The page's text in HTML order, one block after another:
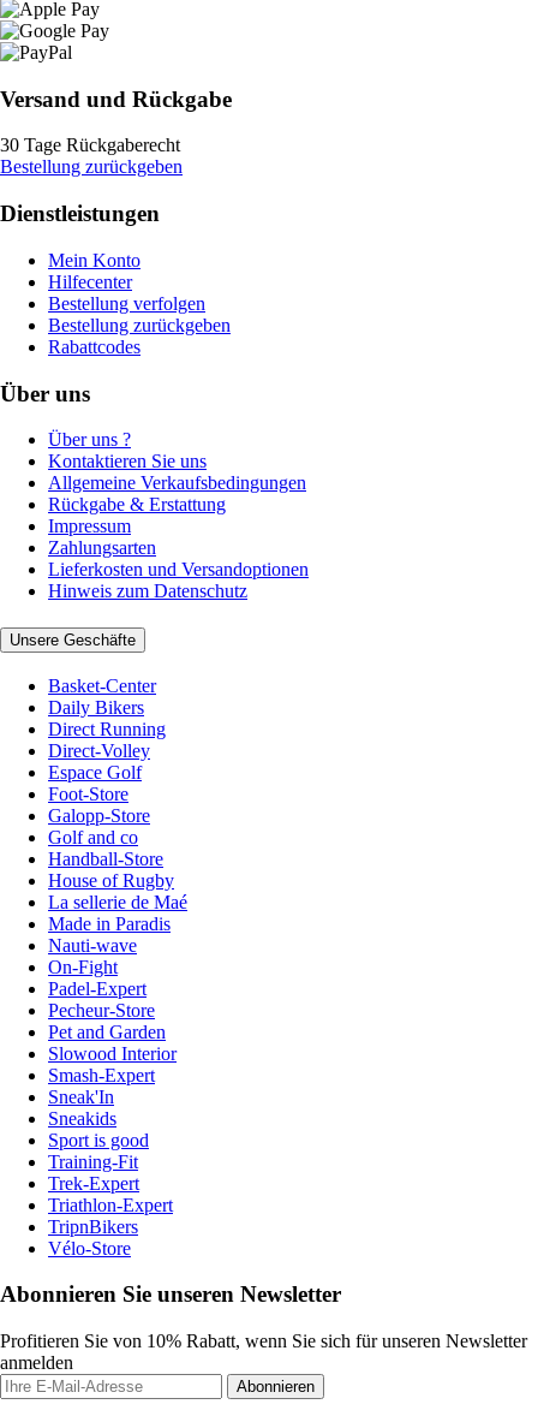
Versand und Rückgabe
30 Tage Rückgaberecht
Bestellung zurückgeben
Dienstleistungen
Mein Konto
Hilfecenter
Bestellung verfolgen
Bestellung zurückgeben
Rabattcodes
Über uns
Über uns ?
Kontaktieren Sie uns
Allgemeine Verkaufsbedingungen
Rückgabe & Erstattung
Impressum
Zahlungsarten
Lieferkosten und Versandoptionen
Hinweis zum Datenschutz
Unsere Geschäfte
Basket-Center
Daily Bikers
Direct Running
Direct-Volley
Espace Golf
Foot-Store
Galopp-Store
Golf and co
Handball-Store
House of Rugby
La sellerie de Maé
Made in Paradis
Nauti-wave
On-Fight
Padel-Expert
Pecheur-Store
Pet and Garden
Slowood Interior
Smash-Expert
Sneak'In
Sneakids
Sport is good
Training-Fit
Trek-Expert
Triathlon-Expert
TripnBikers
Vélo-Store
Abonnieren Sie unseren Newsletter
Profitieren Sie von 10% Rabatt, wenn Sie sich für unseren Newsletter
anmelden
Abonnieren